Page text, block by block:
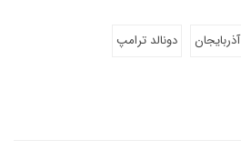
آذربایجان
دونالد ترامپ